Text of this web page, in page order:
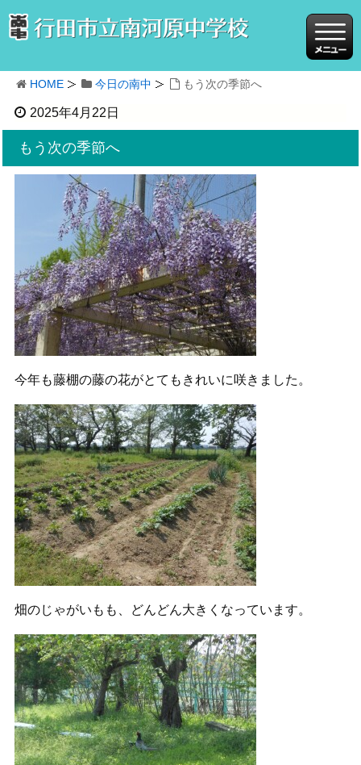
HOME 今日の南中 もう次の季節へ
2025年4月22日
もう次の季節へ
今年も藤棚の藤の花がとてもきれいに咲きました。
畑のじゃがいもも、どんどん大きくなっています。